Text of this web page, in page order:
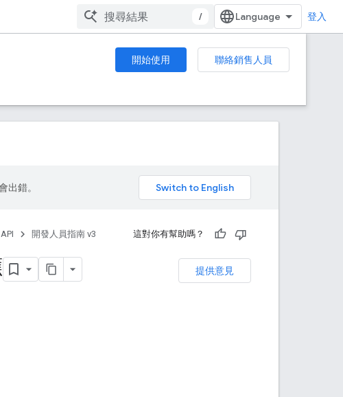
/ 登入
開始使用
聯絡銷售人員
出錯。
開發人員指南 v3 這對你有幫助嗎？
提供意見